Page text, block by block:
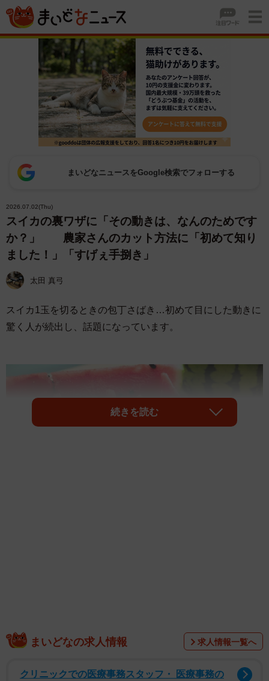
まいどなニュースをGoogle検索でフォローする
2026.07.02(Thu)
スイカの裏ワザに「その動きは、なんのためです
か？」 農家さんのカット方法に「初めて知り
ました！」「すげぇ手捌き」
太田 真弓
スイカ1玉を切るときの包丁さばき…初めて目にした動きに
驚く人が続出し、話題になっています。
続きを読む
まいどなの求人情報 求人情報一覧へ
クリニックでの医療事務スタッフ・ 医療事務の